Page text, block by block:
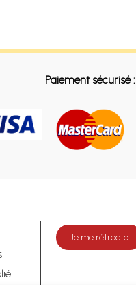
Paiement sécurisé :
Je me rétracte